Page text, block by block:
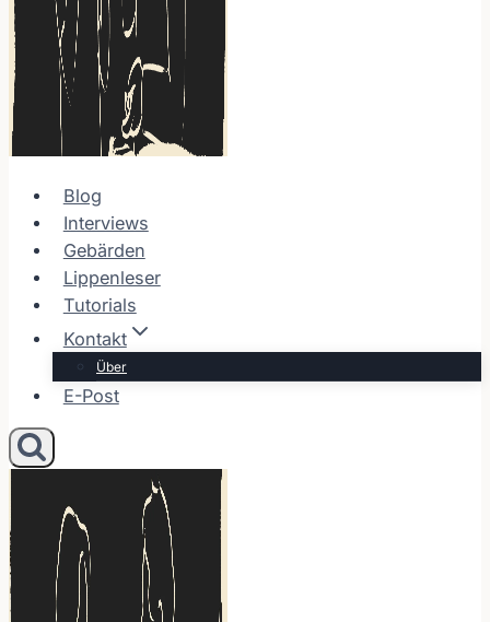
Blog
Interviews
Gebärden
Lippenleser
Tutorials
Kontakt
Über
E-Post